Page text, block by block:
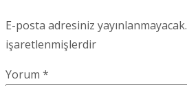
E-posta adresiniz yayınlanmayacak.
işaretlenmişlerdir
Yorum *